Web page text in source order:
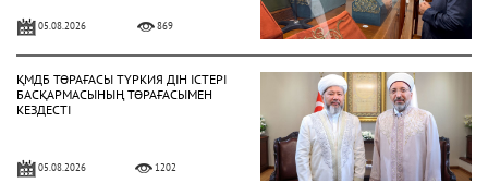
05.08.2026 869
ҚМДБ ТӨРАҒАСЫ ТҮРКИЯ ДІН ІСТЕРІ
БАСҚАРМАСЫНЫҢ ТӨРАҒАСЫМЕН
КЕЗДЕСТІ
05.08.2026 1202